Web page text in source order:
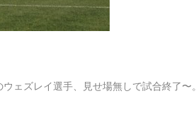
ェズレイ選手、見せ場無しで試合終了〜。